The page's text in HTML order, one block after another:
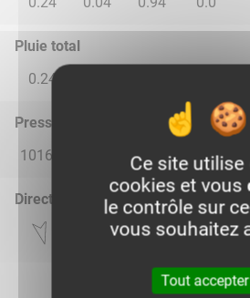
Pluie total
0.24
Pression atmosphérique (hPa)
1016.0
1017.0 1018.0
Direction du vent
Ce site utilise
cookies et vous
le contrôle sur
vous souhaitez
Tout accepter